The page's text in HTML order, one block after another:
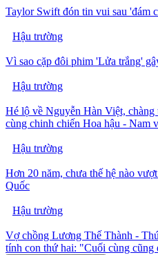
Taylor Swift đón tin vui sau 'đám
Hậu trường
Vì sao cặp đôi phim 'Lửa trắng'
Hậu trường
Hé lộ về Nguyễn Hàn Việt,
cùng chinh chiến Hoa hậu - Nam
Hậu trường
Hơn 20 năm, chưa thế hệ nào
Quốc
Hậu trường
Vợ chồng Lương Thế Thành -
tính con thứ hai: "Cuối cùng cũng